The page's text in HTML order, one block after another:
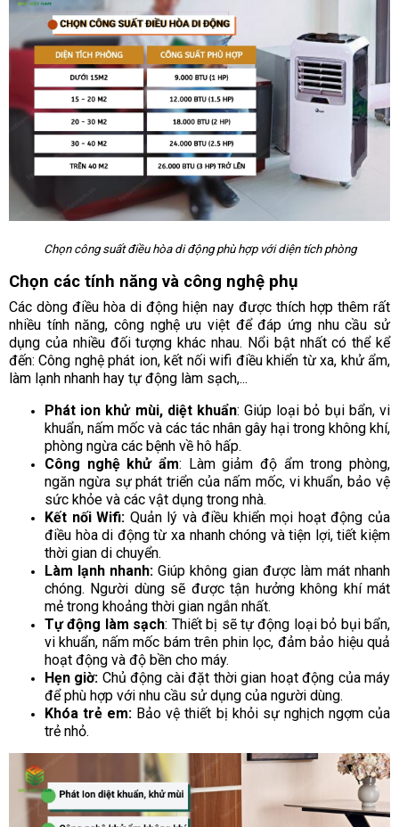
Chọn công suất điều hòa di động phù hợp với diện tích phòng
Chọn các tính năng và công nghệ phụ
Các dòng điều hòa di động hiện nay được thích hợp thêm rất
nhiều tính năng, công nghệ ưu việt để đáp ứng nhu cầu sử
dụng của nhiều đối tượng khác nhau. Nổi bật nhất có thể kể
đến: Công nghệ phát ion, kết nối wifi điều khiển từ xa, khử ẩm,
làm lạnh nhanh hay tự động làm sạch,...
Phát ion khử mùi, diệt khuẩn: Giúp loại bỏ bụi bẩn, vi
khuẩn, nấm mốc và các tác nhân gây hại trong không khí,
phòng ngừa các bệnh về hô hấp.
Công nghệ khử ẩm: Làm giảm độ ẩm trong phòng,
ngăn ngừa sự phát triển của nấm mốc, vi khuẩn, bảo vệ
sức khỏe và các vật dụng trong nhà.
Kết nối Wifi: Quản lý và điều khiển mọi hoạt động của
điều hòa di động từ xa nhanh chóng và tiện lợi, tiết kiệm
thời gian di chuyển.
Làm lạnh nhanh: Giúp không gian được làm mát nhanh
chóng. Người dùng sẽ được tận hưởng không khí mát
mẻ trong khoảng thời gian ngắn nhất.
Tự động làm sạch: Thiết bị sẽ tự động loại bỏ bụi bẩn,
vi khuẩn, nấm mốc bám trên phin lọc, đảm bảo hiệu quả
hoạt động và độ bền cho máy.
Hẹn giờ: Chủ động cài đặt thời gian hoạt động của máy
để phù hợp với nhu cầu sử dụng của người dùng.
Khóa trẻ em: Bảo vệ thiết bị khỏi sự nghịch ngợm của
trẻ nhỏ.